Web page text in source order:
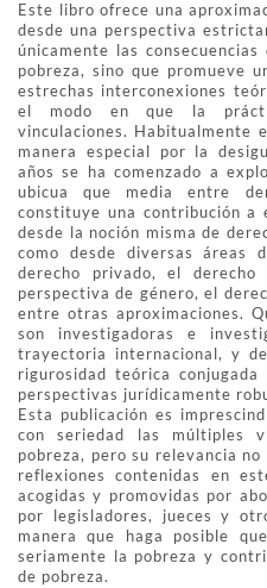
Este libro ofrece una
desde una perspectiva
únicamente las
pobreza, sino que promueve
estrechas interconexiones
el modo en que la
vinculaciones. Habitualmente
manera especial por la
años se ha comenzado a
ubicua que media entre
constituye una contribución a
desde la noción misma de
como desde diversas áreas
derecho privado, el
perspectiva de género, el
entre otras aproximaciones.
son investigadoras e
trayectoria internacional, y
rigurosidad teórica
perspectivas jurídicamente
Esta publicación es
con seriedad las múltiples
pobreza, pero su relevancia
reflexiones contenidas en
acogidas y promovidas por
por legisladores, jueces y
manera que haga posible
seriamente la pobreza y
de pobreza.